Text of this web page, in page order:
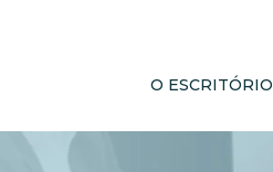
O ESCRITÓRIO